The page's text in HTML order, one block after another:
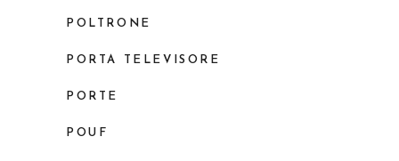
POLTRONE
PORTA TELEVISORE
PORTE
POUF